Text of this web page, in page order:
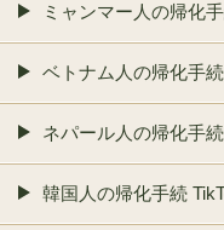
ミャンマー人の帰化
ベトナム人の帰化手
ネパール人の帰化手
韓国人の帰化手続